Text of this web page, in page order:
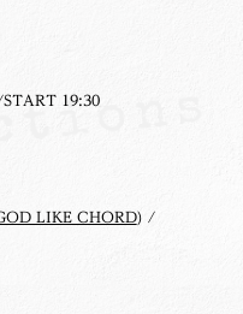
19:30
LIKE CHORD) /